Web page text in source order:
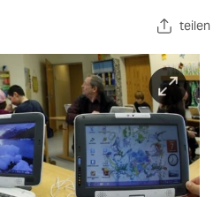
teilen